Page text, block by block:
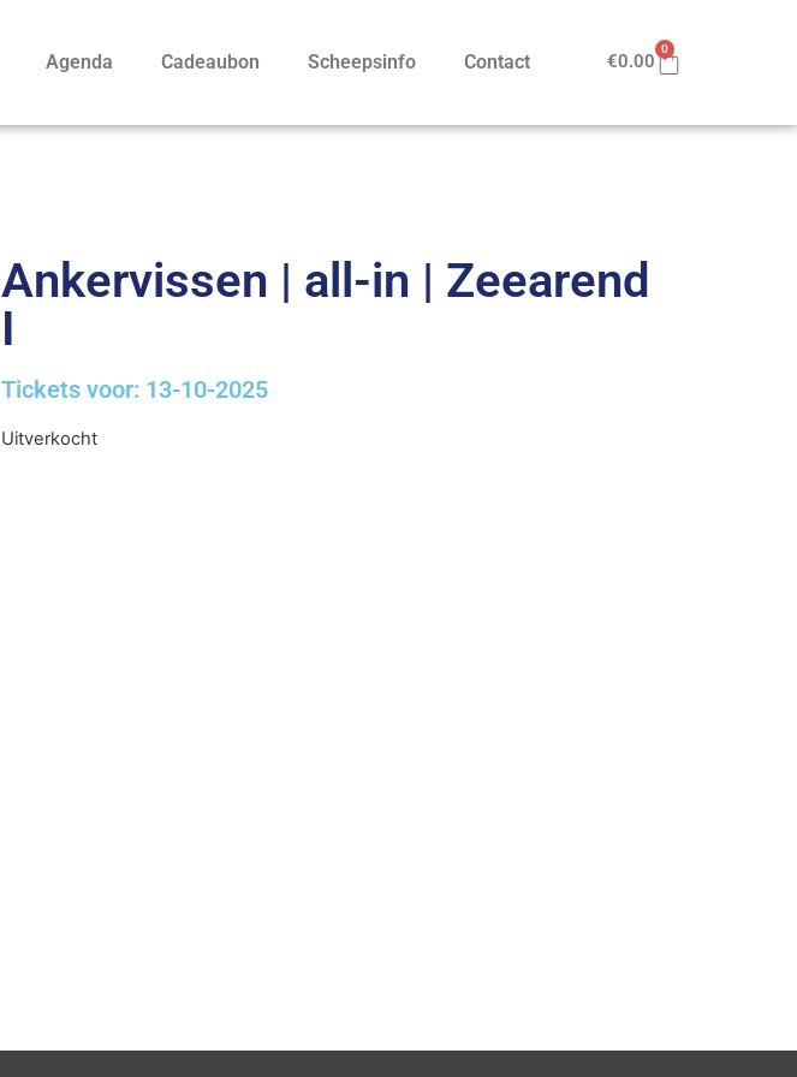
Agenda Cadeaubon Scheepsinfo Contact €0.00
0
Ankervissen | all-in | Zeearend
I
Tickets voor: 13-10-2025
Uitverkocht